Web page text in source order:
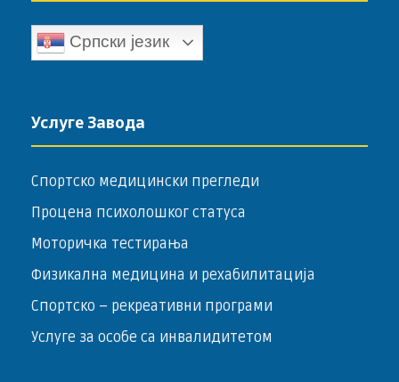
Српски језик
Услуге Завода
Спортско медицински прегледи
Процена психолошког статуса
Моторичка тестирања
Физикална медицина и рехабилитација
Спортско – ­рекреативни програми
Услуге за особе са инвалидитетом